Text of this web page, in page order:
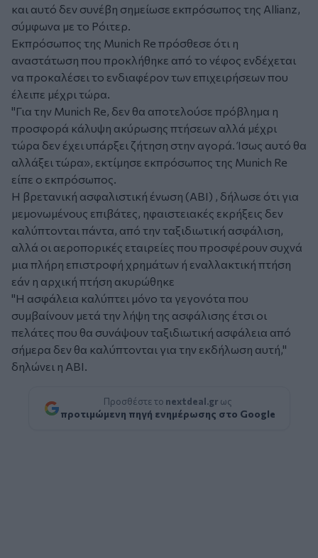
και αυτό δεν συνέβη σημείωσε εκπρόσωπος της Allianz,
σύμφωνα με το Ρόιτερ.
Εκπρόσωπος της Munich Re πρόσθεσε ότι η
αναστάτωση που προκλήθηκε από το νέφος ενδέχεται
να προκαλέσει το ενδιαφέρον των επιχειρήσεων που
έλειπε μέχρι τώρα.
"Για την Munich Re, δεν θα αποτελούσε πρόβλημα η
προσφορά κάλυψη ακύρωσης πτήσεων αλλά μέχρι
τώρα δεν έχει υπάρξει ζήτηση στην αγορά. Ίσως αυτό θα
αλλάξει τώρα», εκτίμησε εκπρόσωπος της Munich Re
είπε ο εκπρόσωπος.
Η βρετανική ασφαλιστική ένωση (ABI) , δήλωσε ότι για
μεμονωμένους επιβάτες, ηφαιστειακές εκρήξεις δεν
καλύπτονται πάντα, από την ταξιδιωτική ασφάλιση,
αλλά οι αεροπορικές εταιρείες που προσφέρουν συχνά
μια πλήρη επιστροφή χρημάτων ή εναλλακτική πτήση
εάν η αρχική πτήση ακυρώθηκε
"Η ασφάλεια καλύπτει μόνο τα γεγονότα που
συμβαίνουν μετά την λήψη της ασφάλισης έτσι οι
πελάτες που θα συνάψουν ταξιδιωτική ασφάλεια από
σήμερα δεν θα καλύπτονται για την εκδήλωση αυτή,"
δηλώνει η ΑΒΙ.
Προσθέστε το nextdeal.gr ως
προτιμώμενη πηγή ενημέρωσης στο Google